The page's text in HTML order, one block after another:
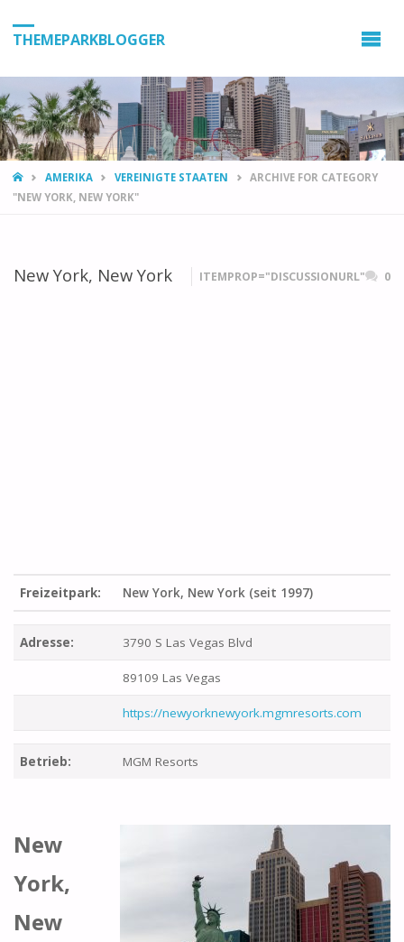
THEMEPARKBLOGGER
HOMEAMERIKA VEREINIGTE STAATEN
ARCHIVE FOR CATEGORY
"NEW YORK, NEW YORK"
New York, New York ITEMPROP="DISCUSSIONURL" 0
Freizeitpark: New York, New York (seit 1997)
Adresse: 3790 S Las Vegas Blvd
89109 Las Vegas
https://newyorknewyork.mgmresorts.com
Betrieb: MGM Resorts
New
York,
New